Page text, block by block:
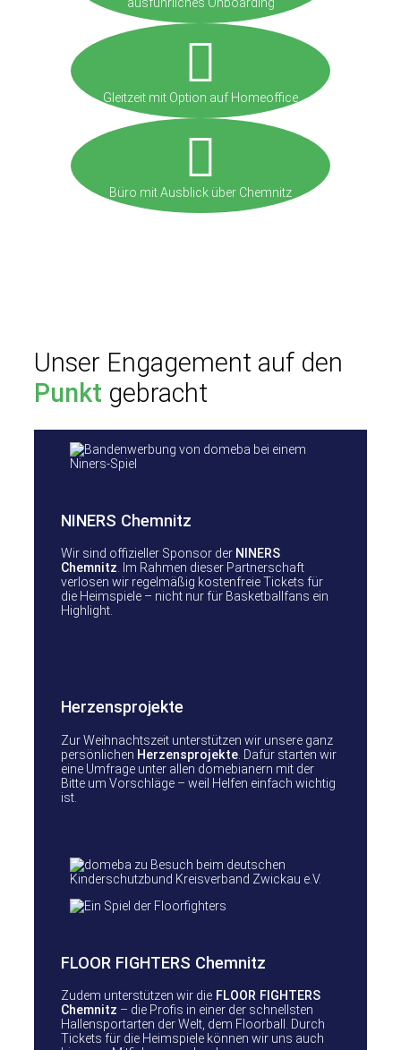
Gleitzeit mit Option auf Homeoffice
Büro mit Ausblick über Chemnitz
Unser Engagement auf den
Punkt gebracht
NINERS Chemnitz
Wir sind offizieller Sponsor der NINERS
Chemnitz. Im Rahmen dieser Partnerschaft
verlosen wir regelmäßig kostenfreie Tickets für
die Heimspiele – nicht nur für Basketballfans ein
Highlight.
Herzensprojekte
Zur Weihnachtszeit unterstützen wir unsere ganz
persönlichen Herzensprojekte . Dafür starten wir
eine Umfrage unter allen domebianern mit der
Bitte um Vorschläge – weil Helfen einfach wichtig
ist.
FLOOR FIGHTERS Chemnitz
Zudem unterstützen wir die FLOOR FIGHTERS
Chemnitz – die Profis in einer der schnellsten
Hallensportarten der Welt, dem Floorball. Durch
Tickets für die Heimspiele können wir uns auch